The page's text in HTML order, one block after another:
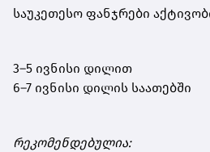
საუკეთესო ფანჯრები
3–5 ივნისი დილით
6–7 ივნისი დილის საათებში
რეკომენდებულია: